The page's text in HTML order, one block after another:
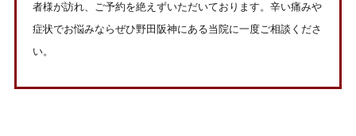
者様が訪れ、ご予約を絶えずいただいております。辛い痛みや
症状でお悩みならぜひ野田阪神にある当院に一度ご相談くださ
い。